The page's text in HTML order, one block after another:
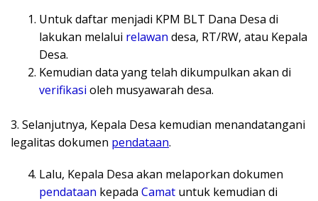
Untuk daftar menjadi KPM BLT Dana Desa di
lakukan melalui relawan desa, RT/RW, atau Kepala
Desa.
Kemudian data yang telah dikumpulkan akan di
verifikasi oleh musyawarah desa.
3. Selanjutnya, Kepala Desa kemudian menandatangani
legalitas dokumen pendataan.
Lalu, Kepala Desa akan melaporkan dokumen
pendataan kepada Camat untuk kemudian di